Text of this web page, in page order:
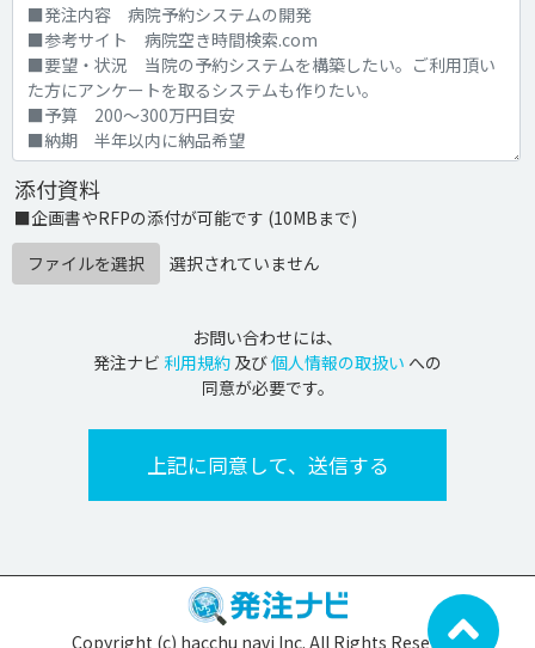
添付資料
■企画書やRFPの添付が可能です (10MBまで)
ファイルを選択
選択されていません
お問い合わせには、
発注ナビ 利用規約 及び個人情報の取扱い への
同意が必要です。
Copyright (c) hacchu navi Inc. All Rights Reserved